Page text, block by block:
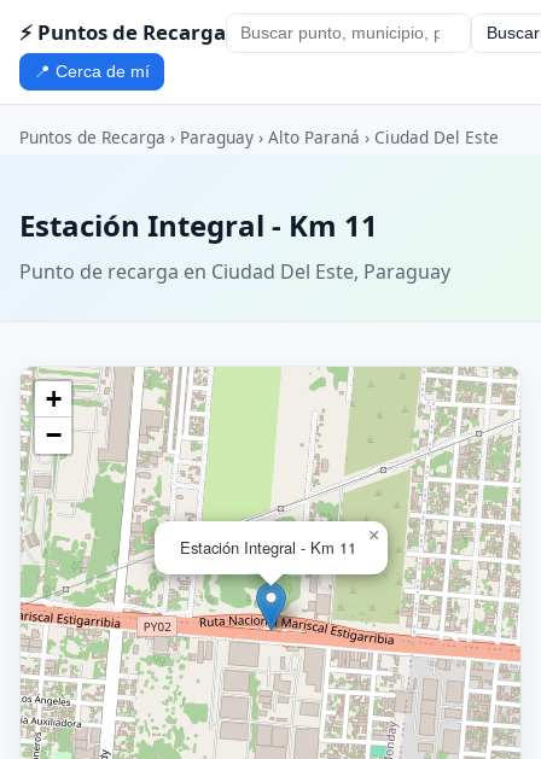
⚡ Puntos de Recarga Buscar
📍 Cerca de mí
Puntos de Recarga › Paraguay › Alto Paraná › Ciudad Del Este
Estación Integral - Km 11
Punto de recarga en Ciudad Del Este, Paraguay
Estación Integral - Km 11
×
+
−